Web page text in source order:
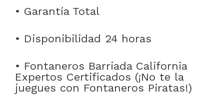
• Garantía Total
• Disponibilidad 24 horas
• Fontaneros Barriada California
Expertos Certificados (¡No te la
juegues con Fontaneros Piratas!)